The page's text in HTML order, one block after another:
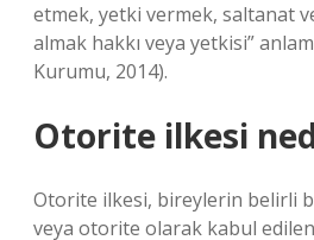
etmek, yetki vermek, saltanat
almak hakkı veya yetkisi”
Kurumu, 2014).
Otorite ilkesi
Otorite ilkesi, bireylerin belirli
veya otorite olarak kabul